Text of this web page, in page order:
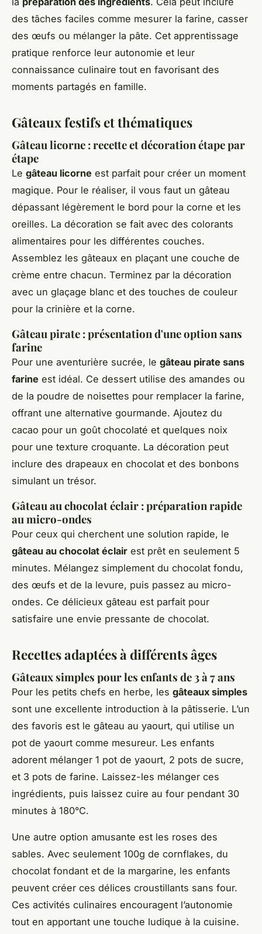
des tâches faciles comme mesurer la farine, casser
des œufs ou mélanger la pâte. Cet apprentissage
pratique renforce leur autonomie et leur
connaissance culinaire tout en favorisant des
moments partagés en famille.
Gâteaux festifs et thématiques
Gâteau licorne : recette et décoration étape par
étape
Le gâteau licorne est parfait pour créer un moment
magique. Pour le réaliser, il vous faut un gâteau
dépassant légèrement le bord pour la corne et les
oreilles. La décoration se fait avec des colorants
alimentaires pour les différentes couches.
Assemblez les gâteaux en plaçant une couche de
crème entre chacun. Terminez par la décoration
avec un glaçage blanc et des touches de couleur
pour la crinière et la corne.
Gâteau pirate : présentation d'une option sans
farine
Pour une aventurière sucrée, le gâteau pirate sans
farine est idéal. Ce dessert utilise des amandes ou
de la poudre de noisettes pour remplacer la farine,
offrant une alternative gourmande. Ajoutez du
cacao pour un goût chocolaté et quelques noix
pour une texture croquante. La décoration peut
inclure des drapeaux en chocolat et des bonbons
simulant un trésor.
Gâteau au chocolat éclair : préparation rapide
au micro-ondes
Pour ceux qui cherchent une solution rapide, le
gâteau au chocolat éclair est prêt en seulement 5
minutes. Mélangez simplement du chocolat fondu,
des œufs et de la levure, puis passez au micro-
ondes. Ce délicieux gâteau est parfait pour
satisfaire une envie pressante de chocolat.
Recettes adaptées à différents âges
Gâteaux simples pour les enfants de 3 à 7 ans
Pour les petits chefs en herbe, les gâteaux simples
sont une excellente introduction à la pâtisserie. L’un
des favoris est le gâteau au yaourt, qui utilise un
pot de yaourt comme mesureur. Les enfants
adorent mélanger 1 pot de yaourt, 2 pots de sucre,
et 3 pots de farine. Laissez-les mélanger ces
ingrédients, puis laissez cuire au four pendant 30
minutes à 180°C.
Une autre option amusante est les roses des
sables. Avec seulement 100g de cornflakes, du
chocolat fondant et de la margarine, les enfants
peuvent créer ces délices croustillants sans four.
Ces activités culinaires encouragent l’autonomie
tout en apportant une touche ludique à la cuisine.